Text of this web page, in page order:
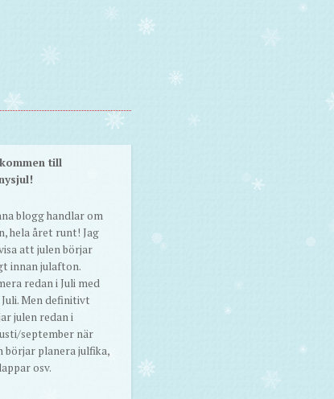
till
blogg handlar om
hela året runt! Jag
att julen börjar
innan julafton.
redan i Juli med
Juli. Men definitivt
julen redan i
september när
börjar planera julfika,
osv.